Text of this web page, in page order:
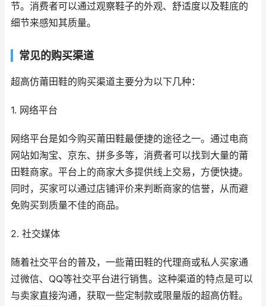
节。消费者可以通过观察鞋子的外观、舒适度以及鞋底的
细节来感知其质量。
常见的购买渠道
超高仿莆田鞋的购买渠道主要分为以下几种：
1. 网络平台
网络平台是如今购买莆田鞋最便捷的途径之一。通过电商
网站如淘宝、京东、拼多多等，消费者可以找到大量的莆
田鞋商家。平台上的商家大多提供线上交易，方便快捷。
同时，买家可以通过店铺评价来判断商家的信誉，从而避
免购买到质量不佳的商品。
2. 社交媒体
随着社交平台的普及，一些莆田鞋的代理商或私人买家通
过微信、QQ等社交平台进行销售。这种渠道的特点是可以
与卖家直接沟通，获取一些定制款或限量版的超高仿鞋。